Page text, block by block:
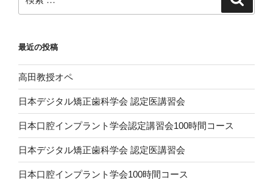
索:
最近の投稿
高田教授オペ
日本デジタル矯正歯科学会 認定医講習会
日本口腔インプラント学会認定講習会100時間コース
日本デジタル矯正歯科学会 認定医講習会
日本口腔インプラント学会100時間コース